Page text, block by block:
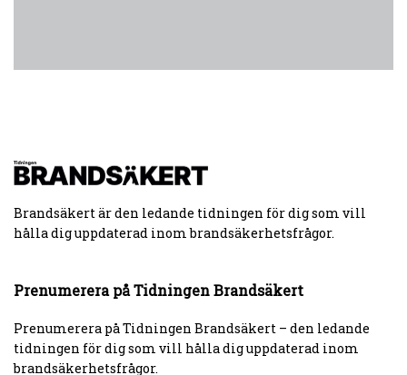
Brandsäkert är den ledande tidningen för dig som vill
hålla dig uppdaterad inom brandsäkerhetsfrågor.
Prenumerera på Tidningen Brandsäkert
Prenumerera på Tidningen Brandsäkert – den ledande
tidningen för dig som vill hålla dig uppdaterad inom
brandsäkerhetsfrågor.